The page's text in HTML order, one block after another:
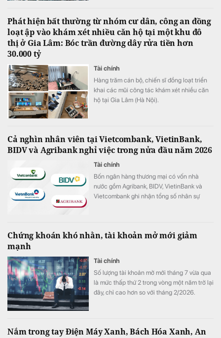
Phát hiện bất thường từ nhóm cư dân, công an đồng
loạt ập vào khám xét nhiều căn hộ tại một khu đô
thị ở Gia Lâm: Bóc trần đường dây rửa tiền hơn
30.000 tỷ
Tài chính
Hàng trăm cán bộ, chiến sĩ đồng loạt triển
khai các mũi công tác khám xét nhiều căn
hộ tại Gia Lâm (Hà Nội).
Cả nghìn nhân viên tại Vietcombank, VietinBank,
BIDV và Agribank nghỉ việc trong nửa đầu năm 2026
Tài chính
Bốn ngân hàng thương mại có vốn nhà
nước gồm Agribank, BIDV, VietinBank và
Vietcombank ghi nhận tổng số nhân sự
Chứng khoán khó nhằn, tài khoản mở mới giảm
mạnh
Tài chính
Số lượng tài khoản mở mới tháng 7 vừa qua
là mức thấp thứ 2 trong vòng một năm trở lại
đây, chỉ cao hơn so với tháng 2/2026.
Nắm trong tay Điện Máy Xanh, Bách Hóa Xanh, An